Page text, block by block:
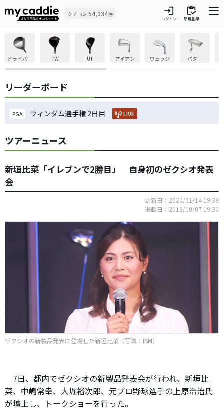
クチコミ 54,034件 login
ログイン
inventory
新規登録
ドライバー FW UT アイアン ウェッジ パター
リーダーボード
PGA ウィンダム選手権 2日目 LIVE
ツアーニュース
新垣比菜「イレブンで2勝目」 自身初のゼクシオ発表
会
更新日：2020/01/14 19:39
掲載日：2019/10/07 19:30
ゼクシオの新製品発表に登場した新垣比菜（写真：ISM）
7日、都内でゼクシオの新製品発表会が行われ、新垣比
菜、中嶋常幸、大堀裕次郎、元プロ野球選手の上原浩治氏
が壇上し、トークショーを行った。